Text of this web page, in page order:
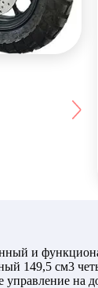
и
149,5 см3
управление на